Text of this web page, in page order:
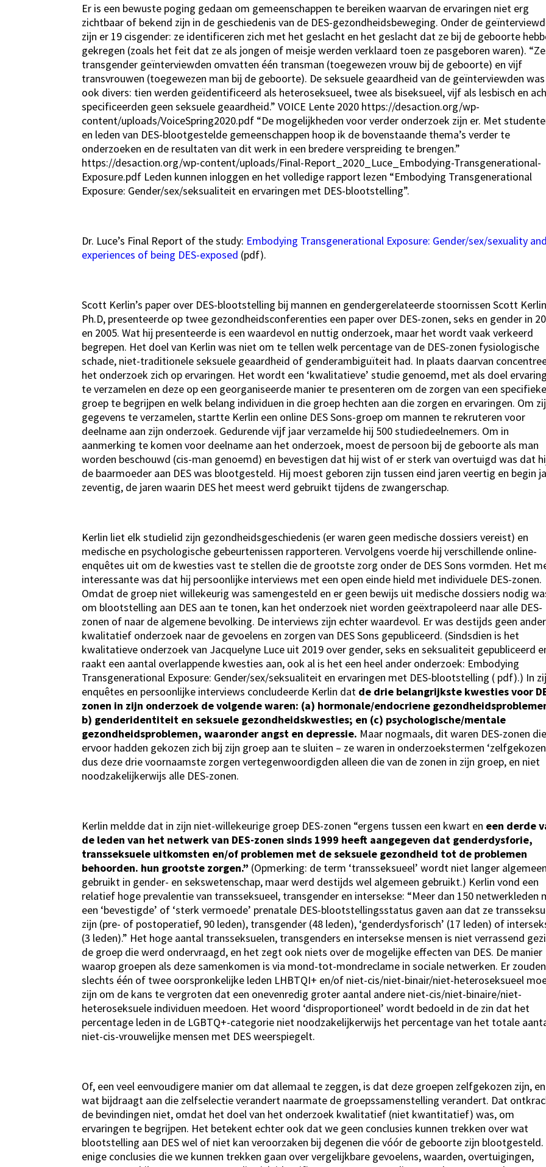
Er is een bewuste poging gedaan om gemeenschappen te bereiken waarvan de ervaringen niet erg
zichtbaar of bekend zijn in de geschiedenis van de DES-gezondheidsbeweging. Onder de
zijn er 19 cisgender: ze identificeren zich met het geslacht en het geslacht dat ze bij de geboorte
gekregen (zoals het feit dat ze als jongen of meisje werden verklaard toen ze pasgeboren waren).
transgender geïnterviewden omvatten één transman (toegewezen vrouw bij de geboorte) en vijf
transvrouwen (toegewezen man bij de geboorte). De seksuele geaardheid van de geïnterviewden was
ook divers: tien werden geïdentificeerd als heteroseksueel, twee als biseksueel, vijf als lesbisch en
specificeerden geen seksuele geaardheid.” VOICE Lente 2020 https://desaction.org/wp-
content/uploads/VoiceSpring2020.pdf “De mogelijkheden voor verder onderzoek zijn er. Met
en leden van DES-blootgestelde gemeenschappen hoop ik de bovenstaande thema’s verder te
onderzoeken en de resultaten van dit werk in een bredere verspreiding te brengen.”
https://desaction.org/wp-content/uploads/Final-Report_2020_Luce_Embodying-Transgenerational-
Exposure.pdf Leden kunnen inloggen en het volledige rapport lezen “Embodying Transgenerational
Exposure: Gender/sex/seksualiteit en ervaringen met DES-blootstelling”.
Dr. Luce’s Final Report of the study: Embodying Transgenerational Exposure: Gender/sex/sexuality and
experiences of being DES-exposed (pdf).
Scott Kerlin’s paper over DES-blootstelling bij mannen en gendergerelateerde stoornissen Scott
Ph.D, presenteerde op twee gezondheidsconferenties een paper over DES-zonen, seks en gender in
en 2005. Wat hij presenteerde is een waardevol en nuttig onderzoek, maar het wordt vaak verkeerd
begrepen. Het doel van Kerlin was niet om te tellen welk percentage van de DES-zonen fysiologische
schade, niet-traditionele seksuele geaardheid of genderambiguïteit had. In plaats daarvan
het onderzoek zich op ervaringen. Het wordt een ‘kwalitatieve’ studie genoemd, met als doel
te verzamelen en deze op een georganiseerde manier te presenteren om de zorgen van een specifieke
groep te begrijpen en welk belang individuen in die groep hechten aan die zorgen en ervaringen. Om
gegevens te verzamelen, startte Kerlin een online DES Sons-groep om mannen te rekruteren voor
deelname aan zijn onderzoek. Gedurende vijf jaar verzamelde hij 500 studiedeelnemers. Om in
aanmerking te komen voor deelname aan het onderzoek, moest de persoon bij de geboorte als man
worden beschouwd (cis-man genoemd) en bevestigen dat hij wist of er sterk van overtuigd was dat
de baarmoeder aan DES was blootgesteld. Hij moest geboren zijn tussen eind jaren veertig en begin
zeventig, de jaren waarin DES het meest werd gebruikt tijdens de zwangerschap.
Kerlin liet elk studielid zijn gezondheidsgeschiedenis (er waren geen medische dossiers vereist) en
medische en psychologische gebeurtenissen rapporteren. Vervolgens voerde hij verschillende online-
enquêtes uit om de kwesties vast te stellen die de grootste zorg onder de DES Sons vormden. Het
interessante was dat hij persoonlijke interviews met een open einde hield met individuele DES-zonen.
Omdat de groep niet willekeurig was samengesteld en er geen bewijs uit medische dossiers nodig
om blootstelling aan DES aan te tonen, kan het onderzoek niet worden geëxtrapoleerd naar alle DES-
zonen of naar de algemene bevolking. De interviews zijn echter waardevol. Er was destijds geen ander
kwalitatief onderzoek naar de gevoelens en zorgen van DES Sons gepubliceerd. (Sindsdien is het
kwalitatieve onderzoek van Jacquelyne Luce uit 2019 over gender, seks en seksualiteit gepubliceerd
raakt een aantal overlappende kwesties aan, ook al is het een heel ander onderzoek: Embodying
Transgenerational Exposure: Gender/sex/seksualiteit en ervaringen met DES-blootstelling ( pdf).) In
enquêtes en persoonlijke interviews concludeerde Kerlin dat de drie belangrijkste kwesties voor
zonen in zijn onderzoek de volgende waren: (a) hormonale/endocriene
b) genderidentiteit en seksuele gezondheidskwesties; en (c) psychologische/mentale
gezondheidsproblemen, waaronder angst en depressie. Maar nogmaals, dit waren DES-zonen die
ervoor hadden gekozen zich bij zijn groep aan te sluiten – ze waren in onderzoekstermen
dus deze drie voornaamste zorgen vertegenwoordigden alleen die van de zonen in zijn groep, en niet
noodzakelijkerwijs alle DES-zonen.
Kerlin meldde dat in zijn niet-willekeurige groep DES-zonen “ergens tussen een kwart en een derde
de leden van het netwerk van DES-zonen sinds 1999 heeft aangegeven dat genderdysforie,
transseksuele uitkomsten en/of problemen met de seksuele gezondheid tot de problemen
behoorden. hun grootste zorgen.” (Opmerking: de term ‘transseksueel’ wordt niet langer algemeen
gebruikt in gender- en sekswetenschap, maar werd destijds wel algemeen gebruikt.) Kerlin vond een
relatief hoge prevalentie van transseksueel, transgender en intersekse: “Meer dan 150 netwerkleden
een ‘bevestigde’ of ‘sterk vermoede’ prenatale DES-blootstellingsstatus gaven aan dat ze
zijn (pre- of postoperatief, 90 leden), transgender (48 leden), ‘genderdysforisch’ (17 leden) of
(3 leden).” Het hoge aantal transseksuelen, transgenders en intersekse mensen is niet verrassend
de groep die werd ondervraagd, en het zegt ook niets over de mogelijke effecten van DES. De manier
waarop groepen als deze samenkomen is via mond-tot-mondreclame in sociale netwerken. Er zouden
slechts één of twee oorspronkelijke leden LHBTQI+ en/of niet-cis/niet-binair/niet-heteroseksueel
zijn om de kans te vergroten dat een onevenredig groter aantal andere niet-cis/niet-binaire/niet-
heteroseksuele individuen meedoen. Het woord ‘disproportioneel’ wordt bedoeld in de zin dat het
percentage leden in de LGBTQ+-categorie niet noodzakelijkerwijs het percentage van het totale
niet-cis-vrouwelijke mensen met DES weerspiegelt.
Of, een veel eenvoudigere manier om dat allemaal te zeggen, is dat deze groepen zelfgekozen zijn, en
wat bijdraagt ​​aan die zelfselectie verandert naarmate de groepssamenstelling verandert. Dat
de bevindingen niet, omdat het doel van het onderzoek kwalitatief (niet kwantitatief) was, om
ervaringen te begrijpen. Het betekent echter ook dat we geen conclusies kunnen trekken over wat
blootstelling aan DES wel of niet kan veroorzaken bij degenen die vóór de geboorte zijn blootgesteld.
enige conclusies die we kunnen trekken gaan over vergelijkbare gevoelens, waarden, overtuigingen,